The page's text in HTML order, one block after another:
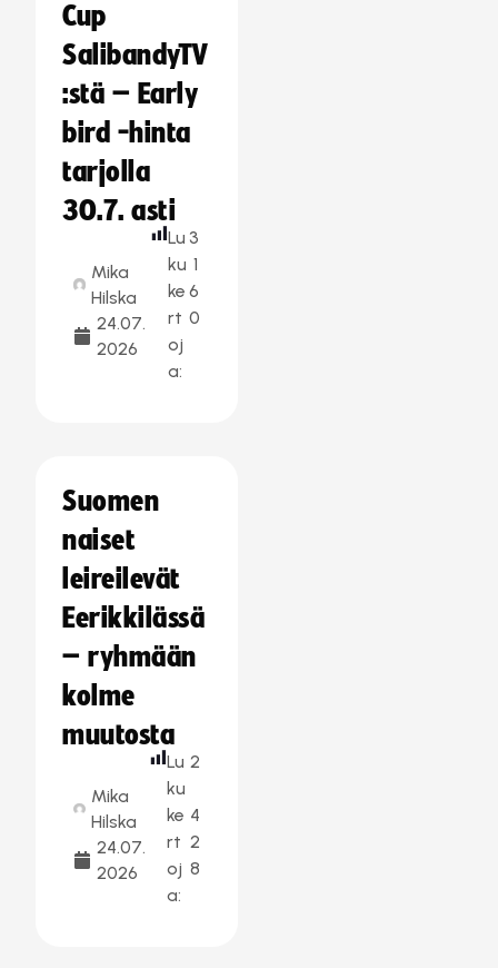
Cup
SalibandyTV
:stä – Early
bird -hinta
tarjolla
30.7. asti
Mika
Hilska
24.07.
2026
Lu
ku
ke
rt
oj
a:
3
1
6
0
Suomen
naiset
leireilevät
Eerikkilässä
– ryhmään
kolme
muutosta
Mika
Hilska
24.07.
2026
Lu
ku
ke
rt
oj
a:
2
4
2
8